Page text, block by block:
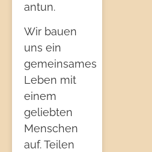
antun.
Wir bauen
uns ein
gemeinsames
Leben mit
einem
geliebten
Menschen
auf. Teilen